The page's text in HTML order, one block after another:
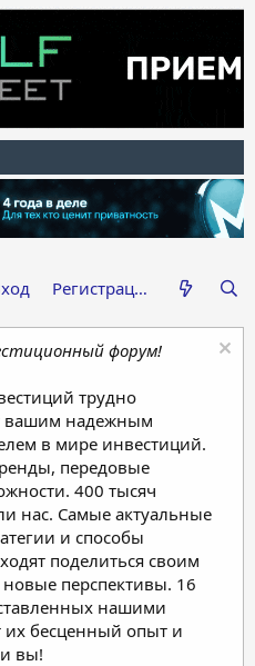
Регистрация
форум!
трудно
вашим надежным
в мире инвестиций.
передовые
400 тысяч
нас. Самые актуальные
и способы
поделиться своим
перспективы. 16
нашими
их бесценный опыт и
вы!